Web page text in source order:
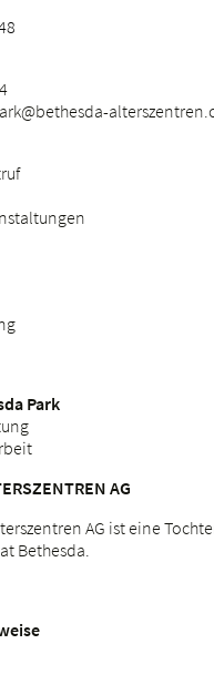
alterszentren.
Park
AG
AG ist eine
Bethesda.